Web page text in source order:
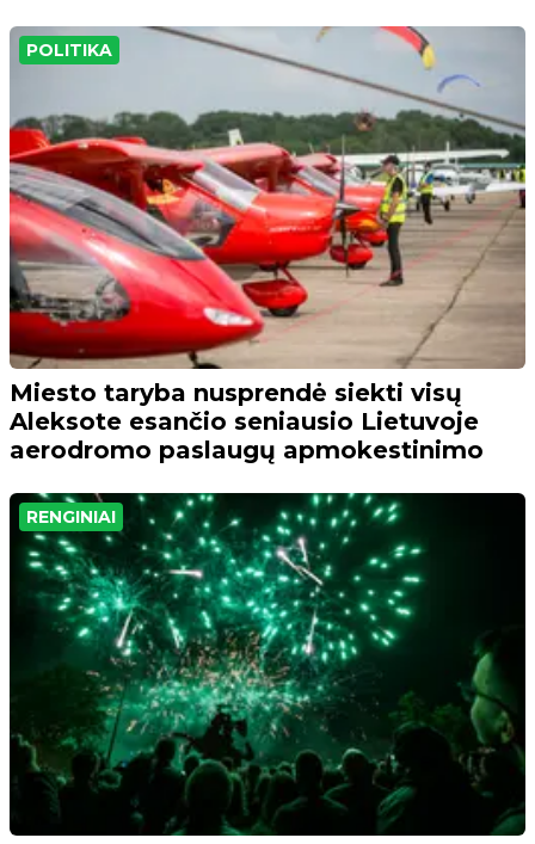
POLITIKA
Miesto taryba nusprendė siekti visų
Aleksote esančio seniausio Lietuvoje
aerodromo paslaugų apmokestinimo
RENGINIAI